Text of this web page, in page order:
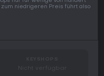
niedrigeren Preis führt also
Nicht verfügbar